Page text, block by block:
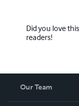
Did you love
readers!
Our Team